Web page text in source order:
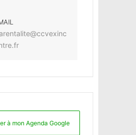
à mon Agenda Google